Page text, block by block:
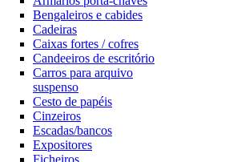
Bengaleiros e cabides
Cadeiras
Caixas fortes / cofres
Candeeiros de escritório
Carros para arquivo
suspenso
Cesto de papéis
Cinzeiros
Escadas/bancos
Expositores
Ficheiros